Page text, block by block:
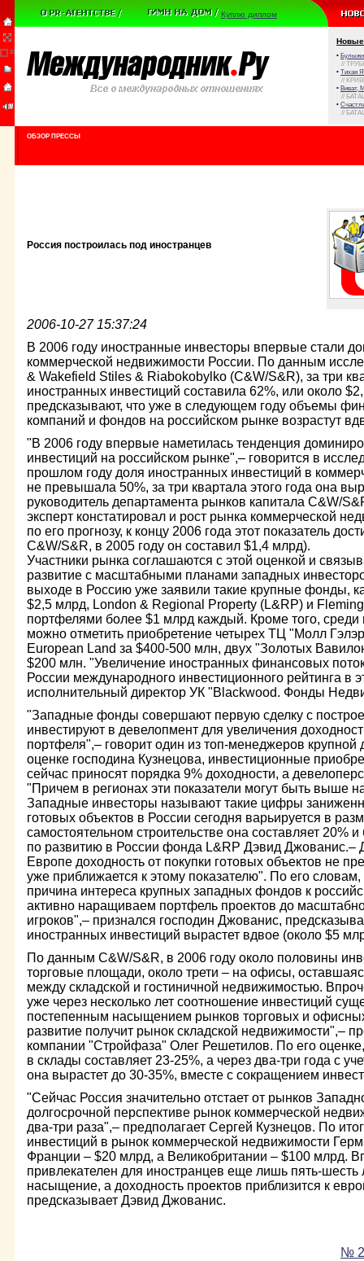
Куплю диплом
Новые
•
//
• Тихая
//
• Виват,
//
•
//
ОБЗОР ПРЕССЫ
Россия построилась под иностранцев
2006-10-27 15:37:24
В 2006 году иностранные инвесторы впервые стали
коммерческой недвижимости России. По данным
& Wakefield Stiles & Riabokobylko (C&W/S&R), за три
иностранных инвестиций составила 62%, или около
предсказывают, что уже в следующем году объемы
компаний и фондов на российском рынке возрастут
"В 2006 году впервые наметилась тенденция
инвестиций на российском рынке",– говорится в
прошлом году доля иностранных инвестиций в
не превышала 50%, за три квартала этого года она
руководитель департамента рынков капитала C&W/
эксперт констатировал и рост рынка коммерческой
по его прогнозу, к концу 2006 года этот показатель
C&W/S&R, в 2005 году он составил $1,4 млрд).
Участники рынка соглашаются с этой оценкой и
развитие с масштабными планами западных
выходе в Россию уже заявили такие крупные фонды,
$2,5 млрд, London & Regional Property (L&RP) и
портфелями более $1 млрд каждый. Кроме того, среди
можно отметить приобретение четырех ТЦ "Молл
European Land за $400-500 млн, двух "Золотых
$200 млн. "Увеличение иностранных финансовых
России международного инвестиционного рейтинга в
исполнительный директор УК "Blackwood. Фонды
"Западные фонды совершают первую сделку с
инвестируют в девелопмент для увеличения
портфеля",– говорит один из топ-менеджеров
оценке господина Кузнецова, инвестиционные
сейчас приносят порядка 9% доходности, а
"Причем в регионах эти показатели могут быть выше
Западные инвесторы называют такие цифры
готовых объектов в России сегодня варьируется в
самостоятельном строительстве она составляет 20%
по развитию в России фонда L&RP Дэвид Джованис.–
Европе доходность от покупки готовых объектов не
уже приближается к этому показателю". По его словам,
причина интереса крупных западных фондов к
активно наращиваем портфель проектов до
игроков",– признался господин Джованис,
иностранных инвестиций вырастет вдвое (около $5
По данным C&W/S&R, в 2006 году около половины
торговые площади, около трети – на офисы,
между складской и гостиничной недвижимостью.
уже через несколько лет соотношение инвестиций
постепенным насыщением рынков торговых и
развитие получит рынок складской недвижимости",–
компании "Стройфаза" Олег Решетилов. По его
в склады составляет 23-25%, а через два-три года с
она вырастет до 30-35%, вместе с сокращением
"Сейчас Россия значительно отстает от рынков
долгосрочной перспективе рынок коммерческой
два-три раза",– предполагает Сергей Кузнецов. По
инвестиций в рынок коммерческой недвижимости
Франции – $20 млрд, а Великобритании – $100 млрд.
привлекателен для иностранцев еще лишь пять-шесть
насыщение, а доходность проектов приблизится к
предсказывает Дэвид Джованис.
№